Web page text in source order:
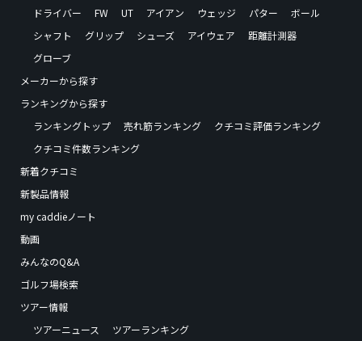
ドライバー
FW UT アイアン ウェッジ パター
ボール
シャフト
グリップ シューズ アイウェア
距離計測器
グローブ
メーカーから探す
ランキングから探す
ランキングトップ
売れ筋ランキング
クチコミ評価ランキング
クチコミ件数ランキング
新着クチコミ
新製品情報
my caddieノート
動画
みんなのQ&A
ゴルフ場検索
ツアー情報
ツアーニュース
ツアーランキング